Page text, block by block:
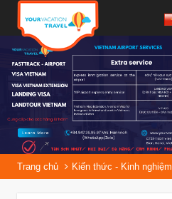
Trang chủ Kiến thức - Kinh nghiệm